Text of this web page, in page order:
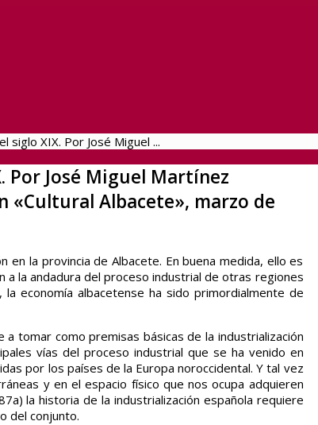
siglo XIX. Por José Miguel ...
Por José Miguel Martínez
Albacete», marzo de
la provincia de Albacete. En buena medida, ello es
la andadura del proceso industrial de otras regiones
economía albacetense ha sido primordialmente de
tomar como premisas básicas de la industrialización
vías del proceso industrial que se ha venido en
por los países de la Europa noroccidental. Y tal vez
y en el espacio físico que nos ocupa adquieren
la historia de la industrialización española requiere
del conjunto.